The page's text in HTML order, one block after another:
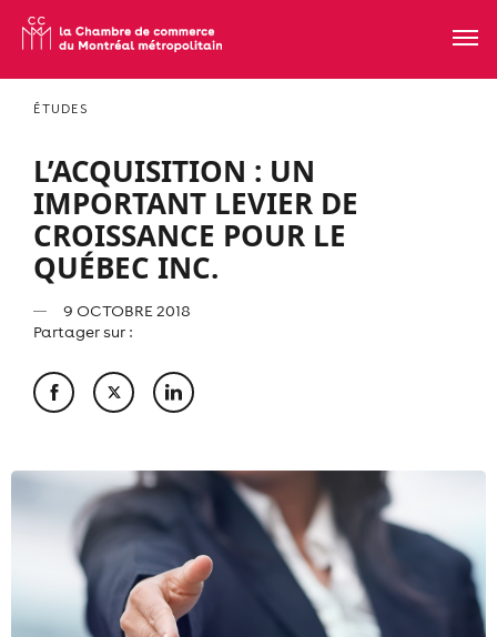
ÉTUDES
L’ACQUISITION : UN
IMPORTANT LEVIER DE
CROISSANCE POUR LE
QUÉBEC INC.
9 OCTOBRE 2018
Partager sur :